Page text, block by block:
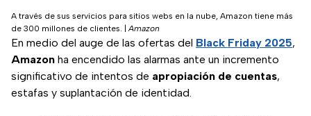
A través de sus servicios para sitios webs en la nube, Amazon tiene más
de 300 millones de clientes. |Amazon
En medio del auge de las ofertas del Black Friday 2025,
Amazon ha encendido las alarmas ante un incremento
significativo de intentos de apropiación de cuentas,
estafas y suplantación de identidad.